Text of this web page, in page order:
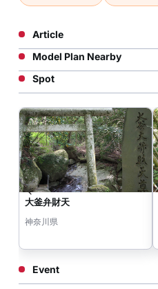
Article
Model Plan Nearby
Spot
大釜弁財天
神奈川県
Event